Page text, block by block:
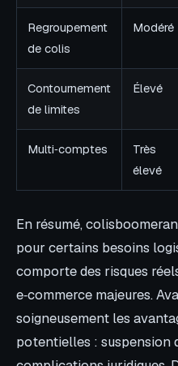
Regroupement
de colis
Modéré
Contournement
de limites
Élevé
Multi‑comptes
Très
élevé
En résumé,
pour certains besoins
comporte des risques
e‑commerce majeures.
soigneusement les
potentielles : suspension